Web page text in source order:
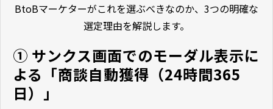
BtoBマーケターがこれを選ぶべきなのか、3つの明確な
選定理由を解説します。
① サンクス画面でのモーダル表示に
よる「商談自動獲得（24時間365
日）」